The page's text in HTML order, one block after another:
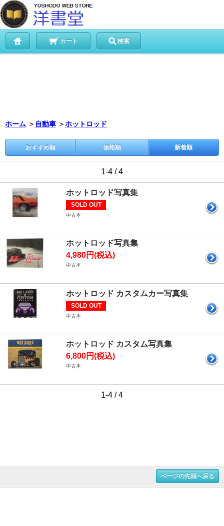
カート 検索
ホーム ＞ 自動車 ＞ホットロッド
おすすめ順 価格順 新着順
1-4 / 4
ホットロッド写真集
SOLD OUT
中古本
ホットロッド写真集
4,980円(税込)
中古本
ホットロッド カスタムカー写真集
SOLD OUT
中古本
ホットロッド カスタム写真集
6,800円(税込)
中古本
1-4 / 4
ページの先頭へ戻る